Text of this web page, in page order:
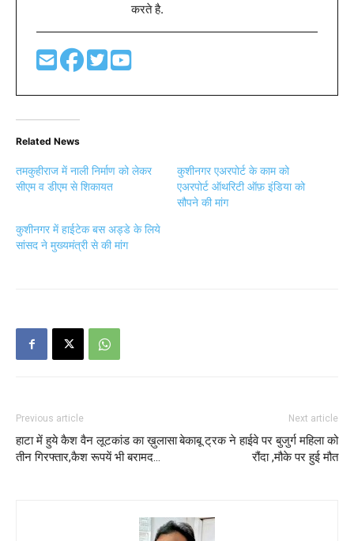
करते है.
Related News
तमकुहीराज में नाली निर्माण को लेकर
सीएम व डीएम से शिकायत
कुशीनगर एअरपोर्ट के काम को
एअरपोर्ट ऑथरिटी ऑफ़ इंडिया को
सौपने की मांग
कुशीनगर में हाईटेक बस अड्डे के लिये
सांसद ने मुख्यमंत्री से की मांग
Previous article
हाटा में हुये कैश वैन लूटकांड का ख़ुलासा
तीन गिरफ्तार,कैश रूपयें भी बरामद…
Next article
बेकाबू ट्रक ने हाईवे पर बुजुर्ग महिला को
रौंदा ,मौके पर हुई मौत